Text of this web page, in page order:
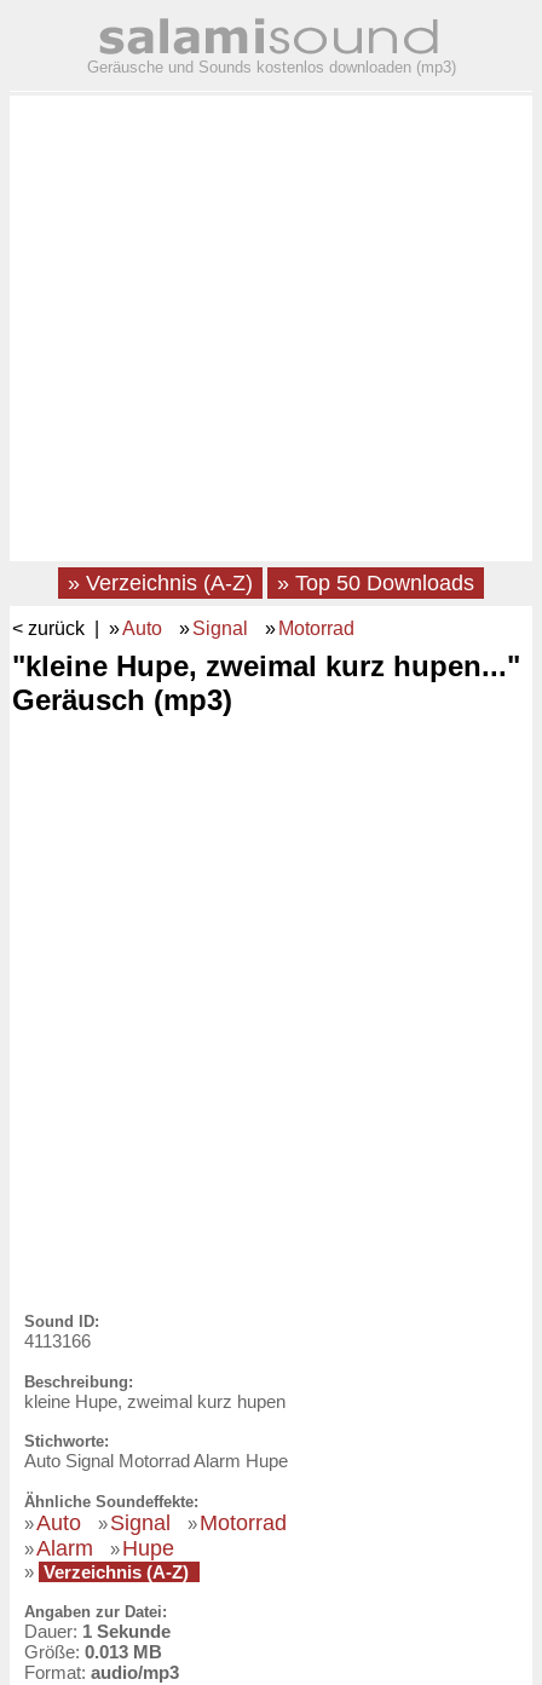
Geräusche und Sounds kostenlos downloaden (mp3)
» Verzeichnis (A-Z) » Top 50 Downloads
< zurück | »Auto »Signal » Motorrad
"kleine Hupe, zweimal kurz hupen..."
Geräusch (mp3)
Sound ID:
4113166
Beschreibung:
kleine Hupe, zweimal kurz hupen
Stichworte:
Auto Signal Motorrad Alarm Hupe
Ähnliche Soundeffekte:
»Auto »Signal »Motorrad
»Alarm »Hupe
» Verzeichnis (A-Z)
Angaben zur Datei:
Dauer: 1 Sekunde
Größe: 0.013 MB
Format: audio/mp3